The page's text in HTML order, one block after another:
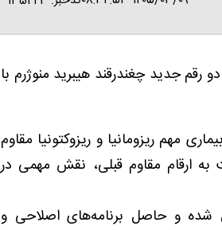
جدید چغندرقند هیبرید منوژرم با
مهم ریزومانیا و ریزوکتونیا مقاوم
ارقام مقاوم قبلی، نقش مهمی در
شده و حاصل برنامه‌های اصلاحی و